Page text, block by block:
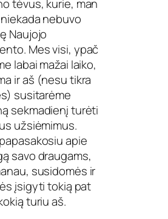
tėvus, kurie, man
nebuvo
Naujojo
Mes visi, ypač
labai mažai laiko,
ir aš (nesu tikra
susitarėme
sekmadienį turėti
užsiėmimus.
apie
savo draugams,
susidomės ir
įsigyti tokią pat
turiu aš.